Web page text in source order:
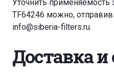
Уточнить применяемость
TF64246 можно, отправив
info@siberia-filters.ru.
Доставка и